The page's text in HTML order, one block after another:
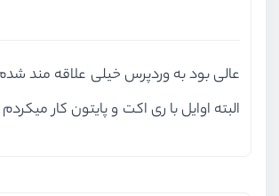
عالی بود به وردپرس خیلی علاقه مند
البته اوایل با ری اکت و پایتون کار میکردم